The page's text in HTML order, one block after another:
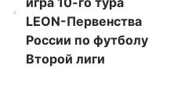
LEON-Первенства
России по футболу
Второй лиги